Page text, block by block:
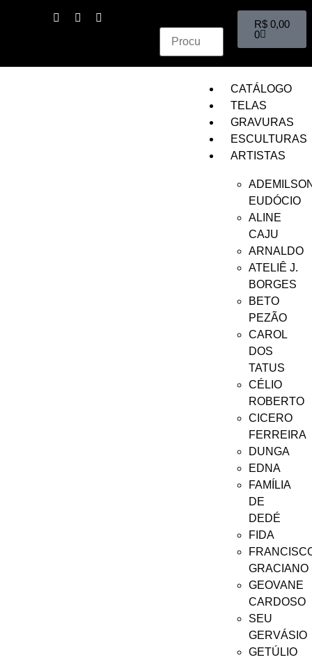
R$0,00
0
CATÁLOGO
TELAS
GRAVURAS
ESCULTURAS
ARTISTAS
EUDÓCIO
ALINE
CAJU
ARNALDO
ATELIÊ J.
BORGES
BETO
PEZÃO
CAROL
DOS
TATUS
CÉLIO
ROBERTO
CICERO
FERREIRA
DUNGA
EDNA
FAMÍLIA
DE
DEDÉ
FIDA
GRACIANO
GEOVANE
CARDOSO
SEU
GERVÁSIO
GETÚLIO